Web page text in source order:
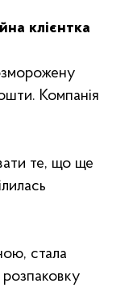
клієнтка
Компанія
те, що ще
стала